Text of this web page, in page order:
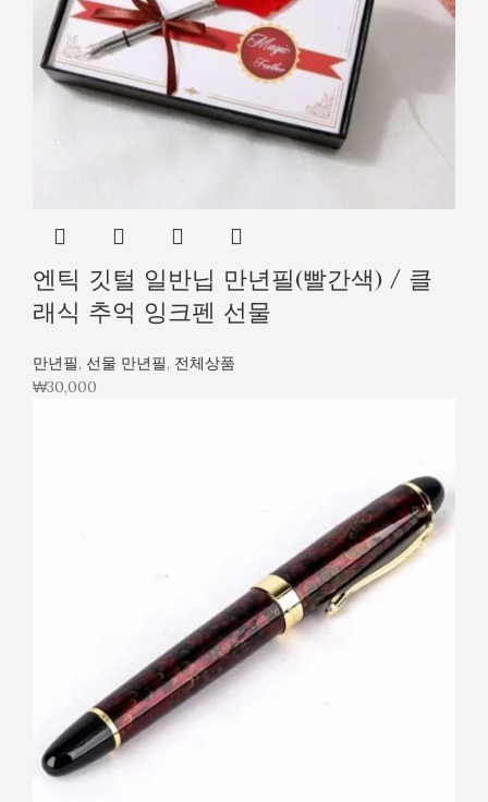
엔틱 깃털 일반닙 만년필(빨간색) / 클
래식 추억 잉크펜 선물
만년필, 선물 만년필, 전체상품
₩30,000